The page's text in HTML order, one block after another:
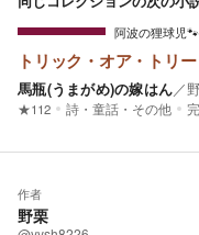
阿波の狸球児🐾
トリック・オア・トリ
馬瓶(うまがめ)の嫁はん／
★112 詩・童話・その他
作者
野栗